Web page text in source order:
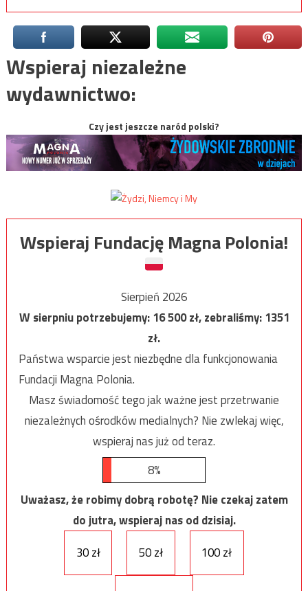
Wspieraj niezależne
wydawnictwo:
Czy jest jeszcze naród polski?
Wspieraj Fundację Magna Polonia!
Sierpień 2026
W sierpniu potrzebujemy:16 500zł, zebraliśmy:1351
zł.
Państwa wsparcie jest niezbędne dla funkcjonowania
Fundacji Magna Polonia.
Masz świadomość tego jak ważne jest przetrwanie
niezależnych ośrodków medialnych? Nie zwlekaj więc,
wspieraj nas już od teraz.
8%
Uważasz, że robimy dobrą robotę? Nie czekaj zatem
do jutra, wspieraj nas od dzisiaj.
30 zł
50 zł 100 zł